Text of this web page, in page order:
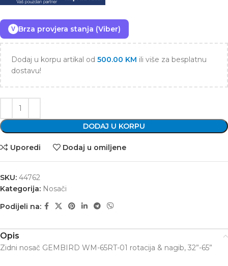
V Brza provjera stanja (Viber)
Dodaj u korpu artikal od 500.00 KM ili više za besplatnu
dostavu!
DODAJ U KORPU
Uporedi Dodaj u omiljene
SKU: 44762
Kategorija: Nosači
Podijeli na:
Opis
Zidni nosač GEMBIRD WM-65RT-01 rotacija & nagib, 32”-65”